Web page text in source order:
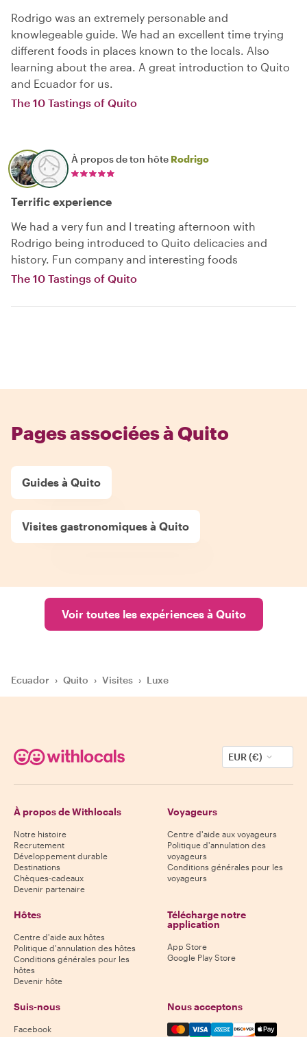
Rodrigo was an extremely personable and
knowlegeable guide. We had an excellent time trying
different foods in places known to the locals. Also
learning about the area. A great introduction to Quito
and Ecuador for us.
The 10 Tastings of Quito
À propos de ton hôte Rodrigo
Terrific experience
We had a very fun and I treating afternoon with
Rodrigo being introduced to Quito delicacies and
history. Fun company and interesting foods
The 10 Tastings of Quito
Pages associées à Quito
Guides à Quito
Visites gastronomiques à Quito
Voir toutes les expériences à Quito
Ecuador › Quito › Visites › Luxe
EUR (€)
À propos de Withlocals
Notre histoire
Recrutement
Développement durable
Destinations
Chèques-cadeaux
Devenir partenaire
Voyageurs
Centre d'aide aux voyageurs
Politique d'annulation des
voyageurs
Conditions générales pour les
voyageurs
Hôtes
Centre d'aide aux hôtes
Politique d'annulation des hôtes
Conditions générales pour les
hôtes
Devenir hôte
Télécharge notre
application
App Store
Google Play Store
Suis-nous
Facebook
Nous acceptons
Mastercard, Visa, Amex,